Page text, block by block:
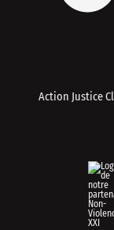
Action Justice